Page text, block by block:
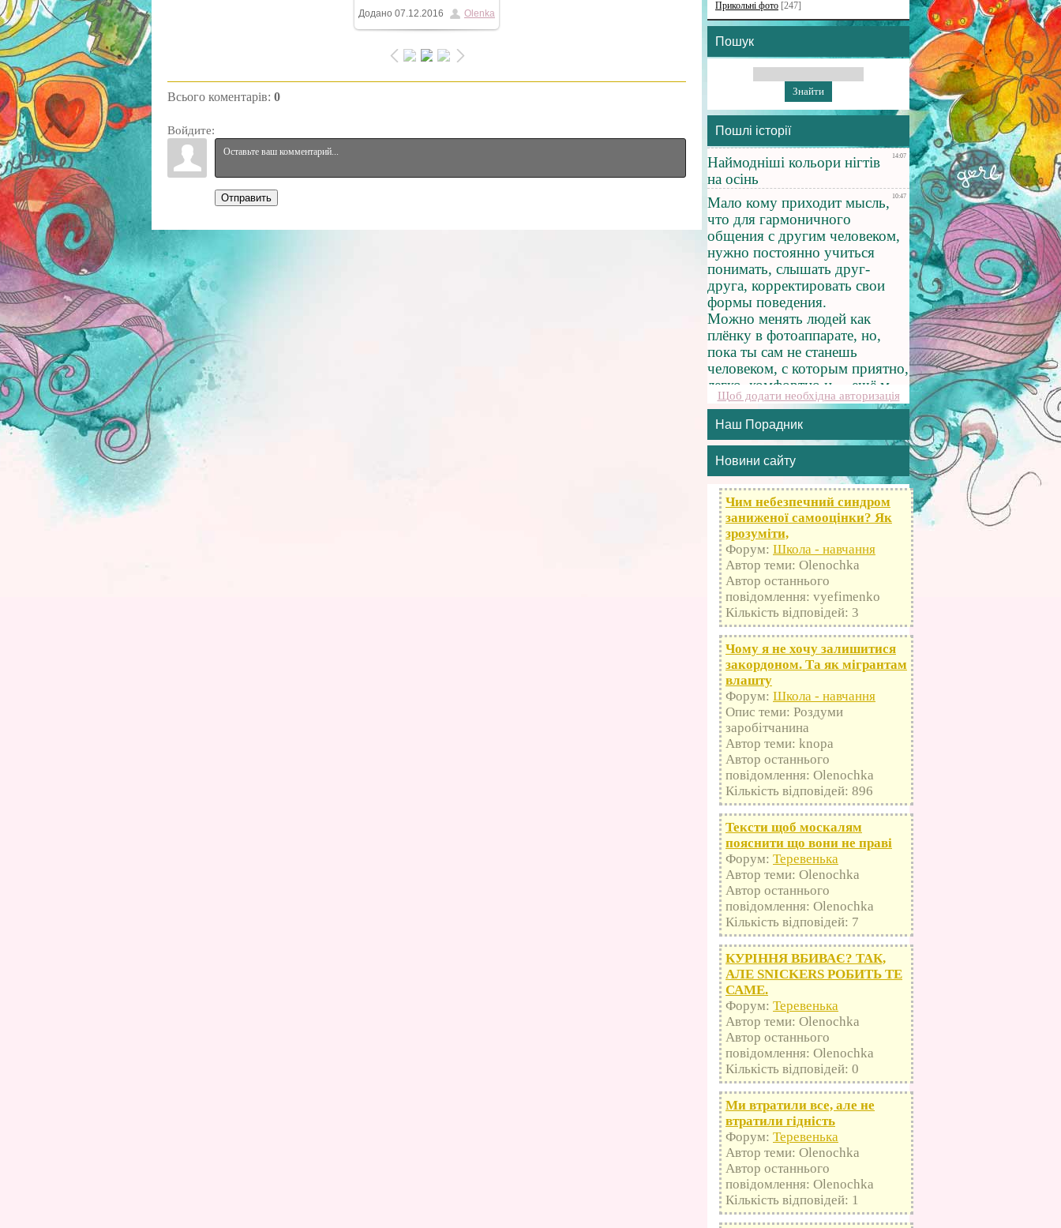
1079x1080/ 169.1Kb
Додано 07.12.2016 Olenka
Всього коментарів: 0
Войдите:
Отправить
Прикольні фото [247]
Пошук
Пошлі історії
Щоб додати необхідна авторизація
Наш Порадник
Новини сайту
Чим небезпечний синдром
заниженої самооцінки? Як
зрозуміти,
Форум: Школа - навчання
Автор теми: Olenochka
Автор останнього
повідомлення: vyefimenko
Кількість відповідей: 3
Чому я не хочу залишитися
закордоном. Та як мігрантам
влашту
Форум: Школа - навчання
Опис теми: Роздуми
заробітчанина
Автор теми: knopa
Автор останнього
повідомлення: Olenochka
Кількість відповідей: 896
Тексти щоб москалям
пояснити що вони не праві
Форум: Теревенька
Автор теми: Olenochka
Автор останнього
повідомлення: Olenochka
Кількість відповідей: 7
КУРІННЯ ВБИВАЄ? ТАК,
АЛЕ SNICKERS РОБИТЬ ТЕ
САМЕ.
Форум: Теревенька
Автор теми: Olenochka
Автор останнього
повідомлення: Olenochka
Кількість відповідей: 0
Ми втратили все, але не
втратили гідність
Форум: Теревенька
Автор теми: Olenochka
Автор останнього
повідомлення: Olenochka
Кількість відповідей: 1